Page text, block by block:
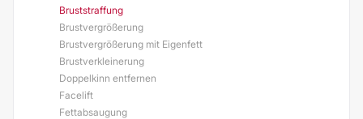
Bruststraffung
Brustvergrößerung
Brustvergrößerung mit Eigenfett
Brustverkleinerung
Doppelkinn entfernen
Facelift
Fettabsaugung